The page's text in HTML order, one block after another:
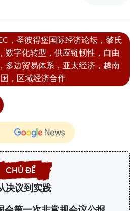
，圣彼得堡国际经济论坛，黎氏
数字化转型，供应链韧性，自由
多边贸易体系，亚太经济，越南
，区域经济合作
决议到实践